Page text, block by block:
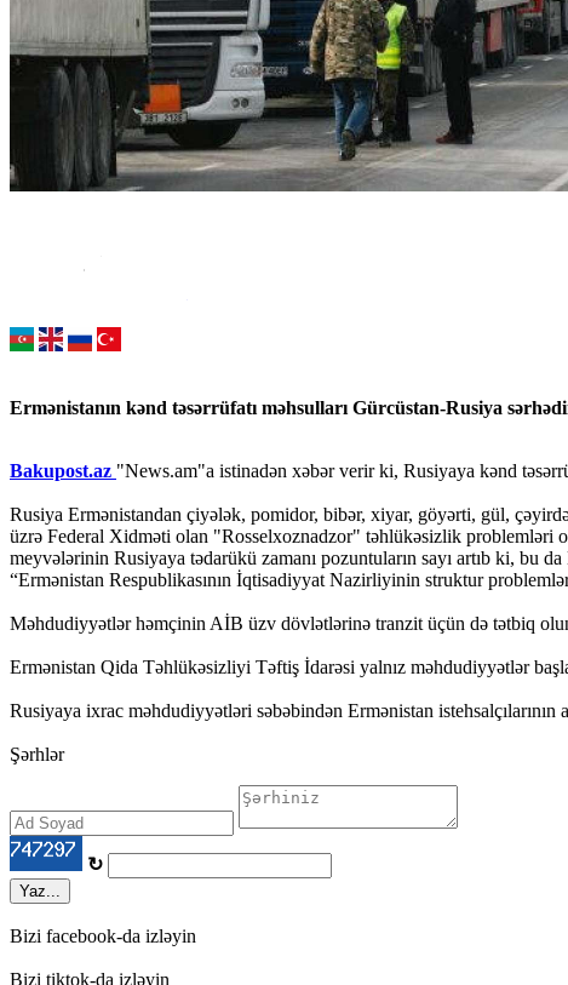
Ermənistanın kənd təsərrüfatı məhsulları Gürcüstan-Rusiya
Bakupost.az "News.am"a istinadən xəbər verir ki, Rusiyaya kənd
Rusiya Ermənistandan çiyələk, pomidor, bibər, xiyar, göyərti, gül,
üzrə Federal Xidməti olan "Rosselxoznadzor" təhlükəsizlik problemləri
meyvələrinin Rusiyaya tədarükü zamanı pozuntuların sayı artıb ki, bu
“Ermənistan Respublikasının İqtisadiyyat Nazirliyinin struktur
Məhdudiyyətlər həmçinin AİB üzv dövlətlərinə tranzit üçün də tətbiq
Ermənistan Qida Təhlükəsizliyi Təftiş İdarəsi yalnız məhdudiyyətlər
Rusiyaya ixrac məhdudiyyətləri səbəbindən Ermənistan
Şərhlər
↻
Yaz...
Bizi facebook-da izləyin
Bizi tiktok-da izləyin